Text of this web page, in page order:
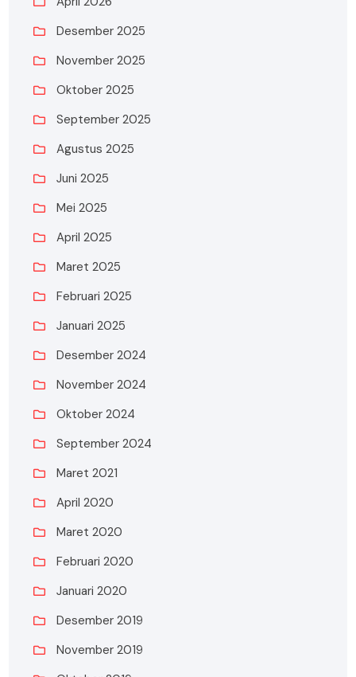
Desember 2025
November 2025
Oktober 2025
September 2025
Agustus 2025
Juni 2025
Mei 2025
April 2025
Maret 2025
Februari 2025
Januari 2025
Desember 2024
November 2024
Oktober 2024
September 2024
Maret 2021
April 2020
Maret 2020
Februari 2020
Januari 2020
Desember 2019
November 2019